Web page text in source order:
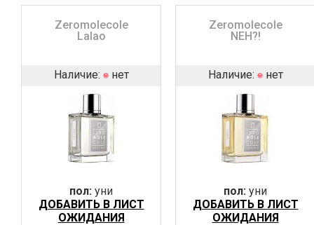
Zeromolecole
Lalao
Наличие: нет
пол: уни
ДОБАВИТЬ В ЛИСТ
ОЖИДАНИЯ
Zeromolecole
NEH?!
Наличие: нет
пол: уни
ДОБАВИТЬ В ЛИСТ
ОЖИДАНИЯ